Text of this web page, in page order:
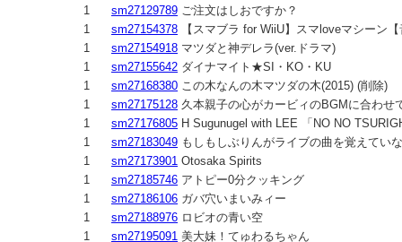
1
sm27129789 ご注文はしおですか？
1
sm27154378
【スマブラ for WiiU】スマloveマシーン
1
sm27154918 マツダと神デレラ(ver.ドラマ)
1
sm27155642 ダイナマイト★SI・KO・KU
1
sm27168380 この木なんの木マツダの木(2015) (削除)
1
sm27175128 久本親子の心がカービィのBGMに合わせ
1
sm27176805 H Sugunugel with LEE 「NO NO
1
sm27183049 もしもしぶりんがライブの曲を覚えてい
1
sm27173901 Otosaka Spirits
1
sm27185746 アトピー0分クッキング
1
sm27186106 ガバ穴いまいみィー
1
sm27188976 ロビオの青い空
1
sm27195091 美大妹！てゅわるちゃん